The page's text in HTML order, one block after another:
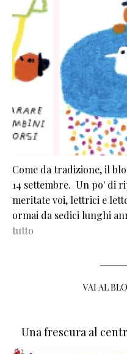
Come da tradizione, il
14 settembre. Un po' di
meritate voi, lettrici e
ormai da sedici lunghi
tutto
VAI AL
Una frescura al